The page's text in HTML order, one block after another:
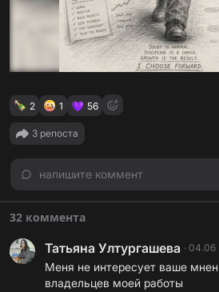
2 1 56
3 репоста
напишите коммент
32 коммента
Татьяна Ултургашева · 04.06
Меня не интересует ваше
владельцев моей работы